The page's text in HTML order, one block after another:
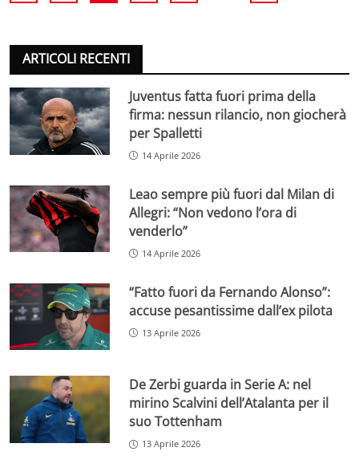
ARTICOLI RECENTI
Juventus fatta fuori prima della
firma: nessun rilancio, non giocherà
per Spalletti
14 Aprile 2026
Leao sempre più fuori dal Milan di
Allegri: “Non vedono l’ora di
venderlo”
14 Aprile 2026
“Fatto fuori da Fernando Alonso”:
accuse pesantissime dall’ex pilota
13 Aprile 2026
De Zerbi guarda in Serie A: nel
mirino Scalvini dell’Atalanta per il
suo Tottenham
13 Aprile 2026